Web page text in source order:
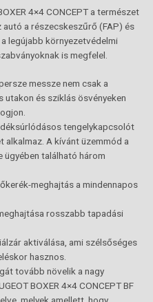
4×4 CONCEPT a természet
a részecskeszűrő (FAP) és
legújabb környezetvédelmi
is megfelel.
messze nem csak a
utakon és sziklás ösvényeken
tengelykapcsolót
A kívánt üzemmód a
ügyében található három
meghajtás a mindennapos
rosszabb tapadási
aktiválása, ami szélsőséges
hasznos.
tovább növelik a nagy
BOXER 4×4 CONCEPT BF